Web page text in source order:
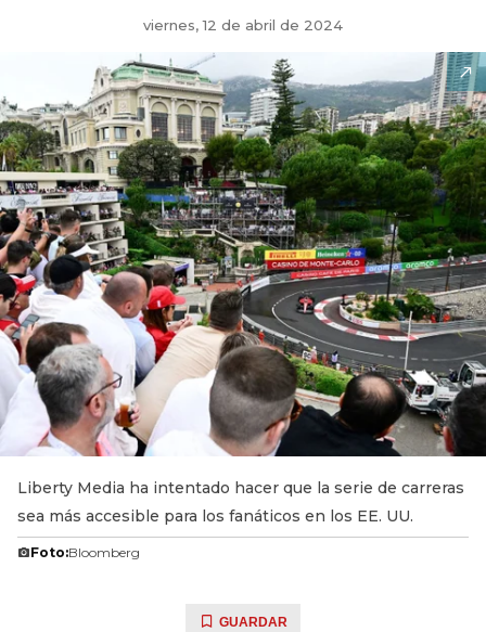
viernes, 12 de abril de 2024
Liberty Media ha intentado hacer que la serie de carreras
sea más accesible para los fanáticos en los EE. UU.
Foto:Bloomberg
GUARDAR